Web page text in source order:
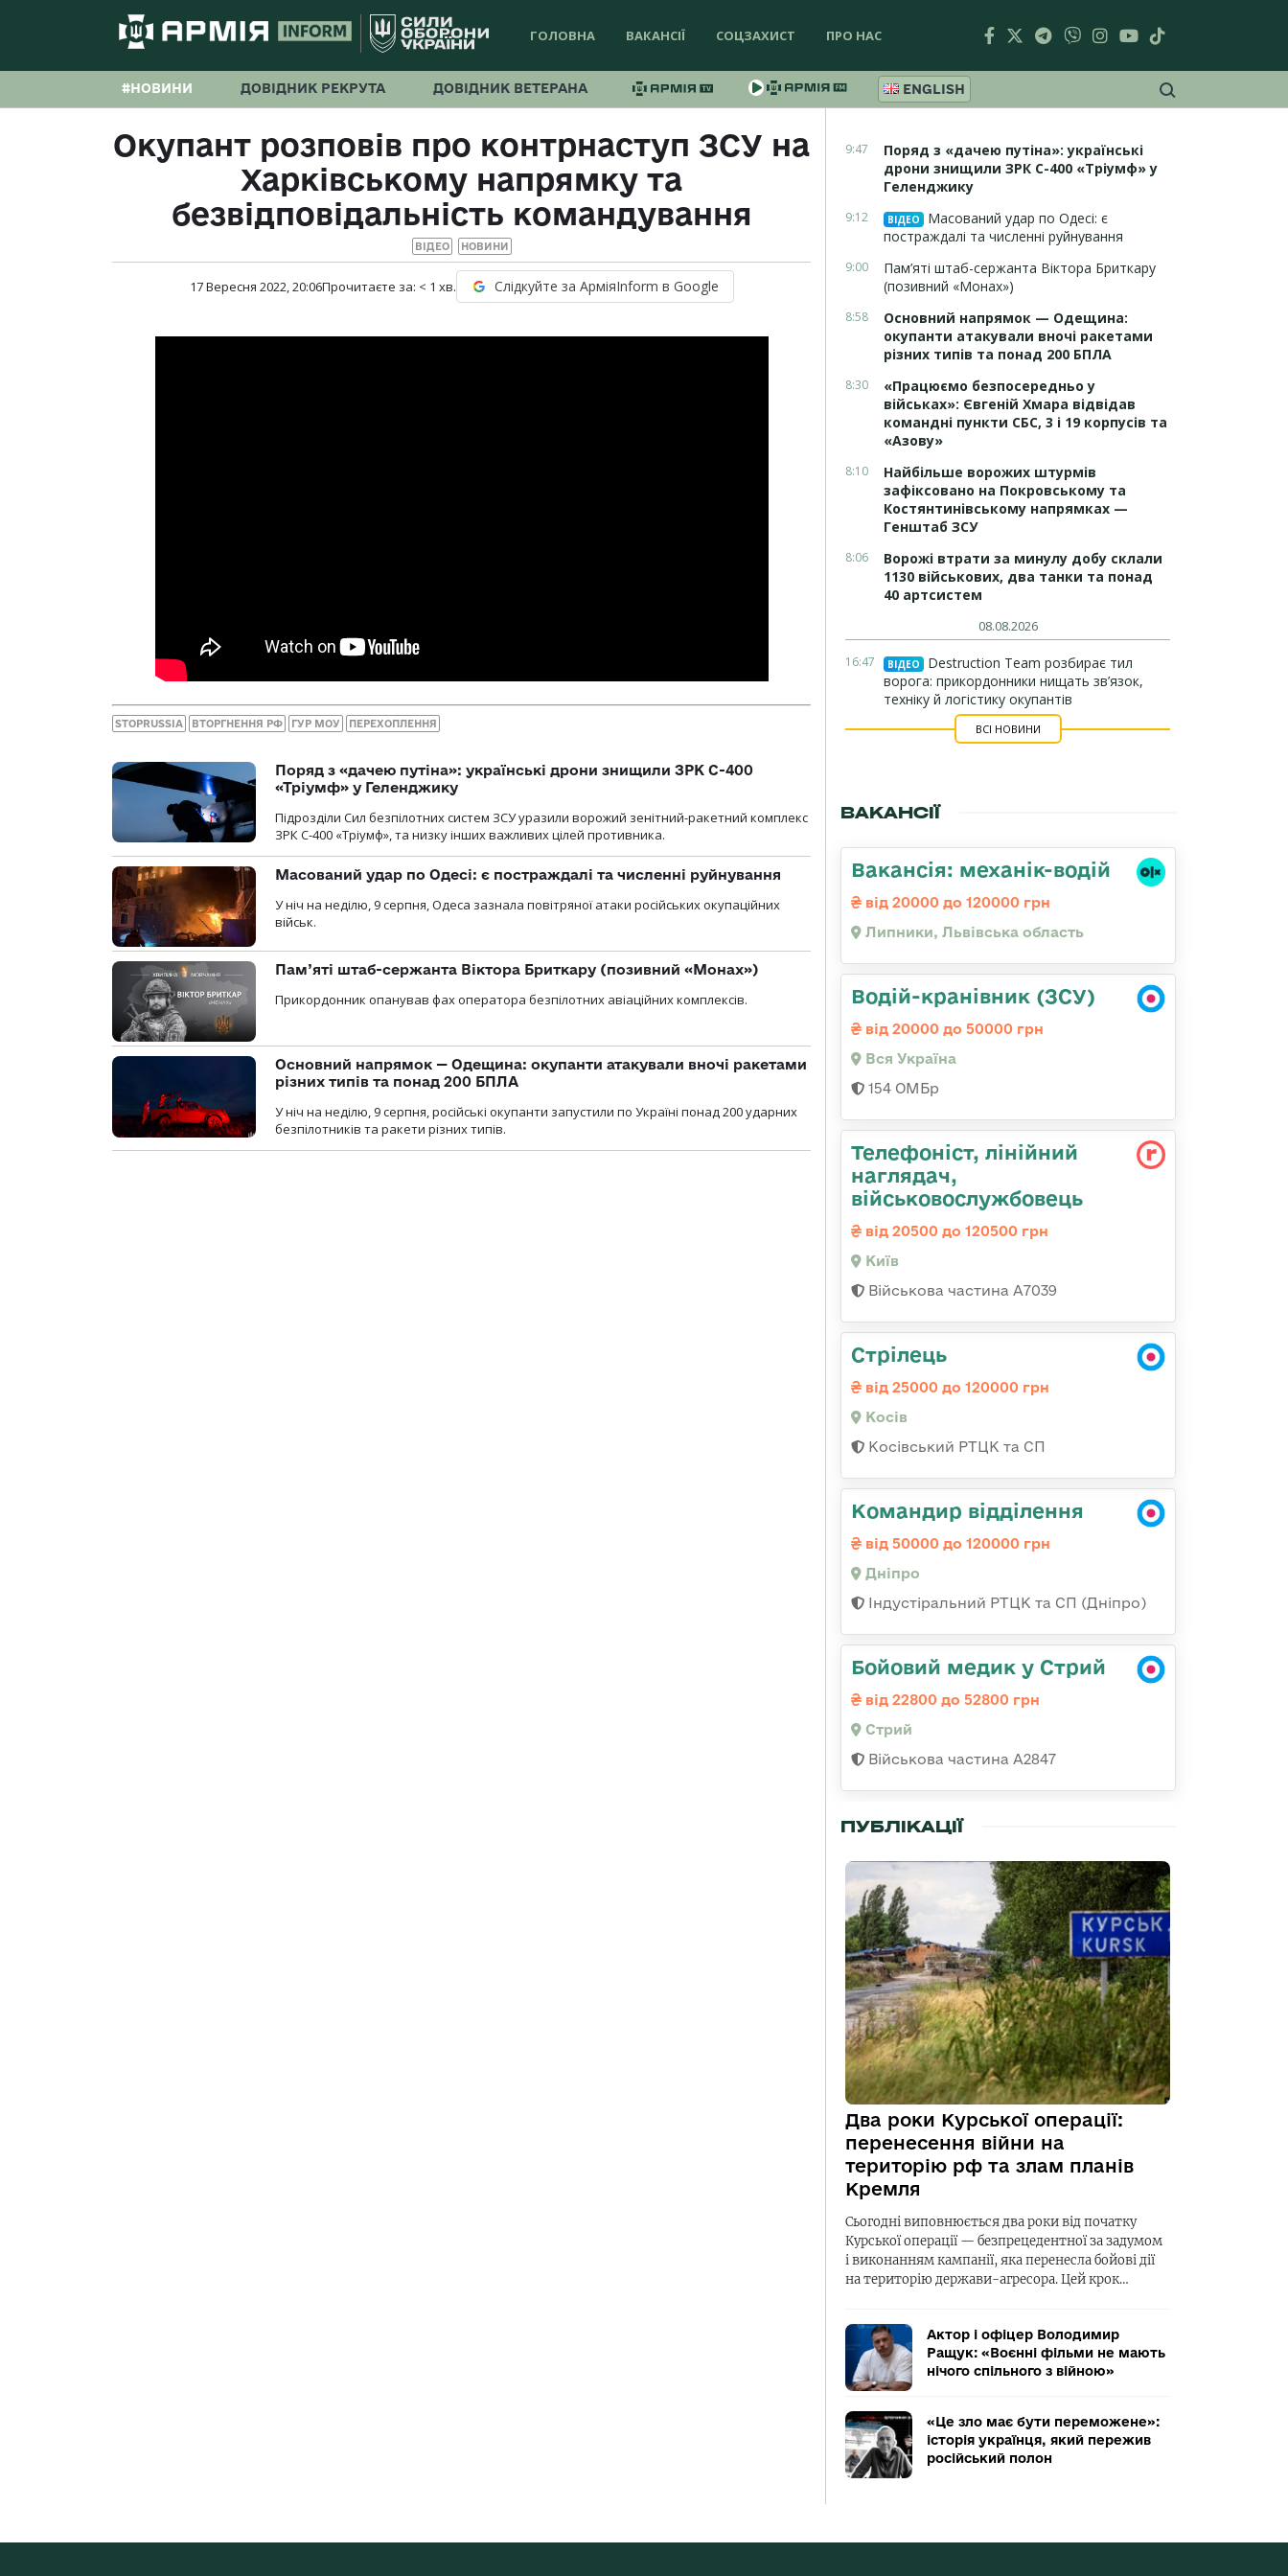
ГОЛОВНА ВАКАНСІЇ СОЦЗАХИСТ ПРО НАС
#НОВИНИ ДОВІДНИК РЕКРУТА ДОВІДНИК ВЕТЕРАНА ENGLISH
Окупант розповів про контрнаступ ЗСУ на
Харківському напрямку та
безвідповідальність командування
ВІДЕО НОВИНИ
17 Вересня 2022, 20:06Прочитаєте за: < 1 хв. Слідкуйте за АрміяInform в Google
STOPRUSSIA ВТОРГНЕННЯ РФ ГУР МОУ ПЕРЕХОПЛЕННЯ
Поряд з «дачею путіна»: українські дрони знищили ЗРК С-400
«Тріумф» у Геленджику
Підрозділи Сил безпілотних систем ЗСУ уразили ворожий зенітний-ракетний комплекс
ЗРК С-400 «Тріумф», та низку інших важливих цілей противника.
Масований удар по Одесі: є постраждалі та численні руйнування
У ніч на неділю, 9 серпня, Одеса зазнала повітряної атаки російських окупаційних
військ.
Пам’яті штаб-сержанта Віктора Бриткару (позивний «Монах»)
Прикордонник опанував фах оператора безпілотних авіаційних комплексів.
Основний напрямок — Одещина: окупанти атакували вночі ракетами
різних типів та понад 200 БПЛА
У ніч на неділю, 9 серпня, російські окупанти запустили по Україні понад 200 ударних
безпілотників та ракети різних типів.
9:47
Поряд з «дачею путіна»: українські
дрони знищили ЗРК С-400 «Тріумф» у
Геленджику
9:12 ВІДЕО
Масований удар по Одесі: є
постраждалі та численні руйнування
9:00
Пам’яті штаб-сержанта Віктора Бриткару
(позивний «Монах»)
8:58
Основний напрямок — Одещина:
окупанти атакували вночі ракетами
різних типів та понад 200 БПЛА
8:30
«Працюємо безпосередньо у
військах»: Євгеній Хмара відвідав
командні пункти СБС, 3 і 19 корпусів та
«Азову»
8:10
Найбільше ворожих штурмів
зафіксовано на Покровському та
Костянтинівському напрямках —
Генштаб ЗСУ
8:06
Ворожі втрати за минулу добу склали
1130 військових, два танки та понад
40 артсистем
08.08.2026
16:47 ВІДЕО
Destruction Team розбирає тил
ворога: прикордонники нищать зв’язок,
техніку й логістику окупантів
ВСІ НОВИНИ
ВАКАНСІЇ
Вакансія: механік-водій
від 20000 до 120000 грн
Липники, Львівська область
Водій-кранівник (ЗСУ)
від 20000 до 50000 грн
Вся Україна
154 ОМБр
Телефоніст, лінійний
наглядач,
військовослужбовець
від 20500 до 120500 грн
Київ
Військова частина А7039
Стрілець
від 25000 до 120000 грн
Косів
Косівський РТЦК та СП
Командир відділення
від 50000 до 120000 грн
Дніпро
Індустіральний РТЦК та СП (Дніпро)
Бойовий медик у Стрий
від 22800 до 52800 грн
Стрий
Військова частина А2847
ПУБЛІКАЦІЇ
Два роки Курської операції:
перенесення війни на
територію рф та злам планів
Кремля
Сьогодні виповнюється два роки від початку
Курської операції — безпрецедентної за задумом
і виконанням кампанії, яка перенесла бойові дії
на територію держави-агресора. Цей крок…
Актор і офіцер Володимир
Ращук: «Воєнні фільми не мають
нічого спільного з війною»
«Це зло має бути переможене»:
історія українця, який пережив
російський полон